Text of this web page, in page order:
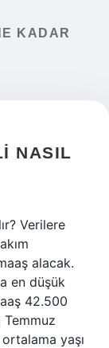
KADAR
NASIL
Verilere
alacak.
en düşük
42.500
Temmuz
yaşı